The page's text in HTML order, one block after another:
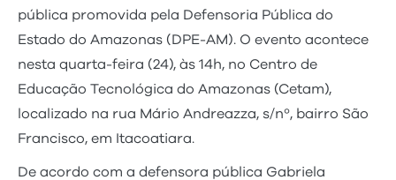
pública promovida pela Defensoria Pública do
Estado do Amazonas (DPE-AM). O evento acontece
nesta quarta-feira (24), às 14h, no Centro de
Educação Tecnológica do Amazonas (Cetam),
localizado na rua Mário Andreazza, s/nº, bairro São
Francisco, em Itacoatiara.
De acordo com a defensora pública Gabriela